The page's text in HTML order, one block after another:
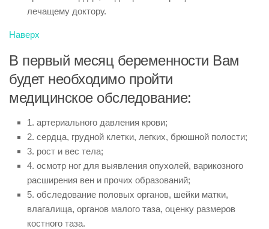
лечащему доктору.
Наверх
В первый месяц беременности Вам
будет необходимо пройти
медицинское обследование:
1. артериального давления крови;
2. сердца, грудной клетки, легких, брюшной полости;
3. рост и вес тела;
4. осмотр ног для выявления опухолей, варикозного
расширения вен и прочих образований;
5. обследование половых органов, шейки матки,
влагалища, органов малого таза, оценку размеров
костного таза.